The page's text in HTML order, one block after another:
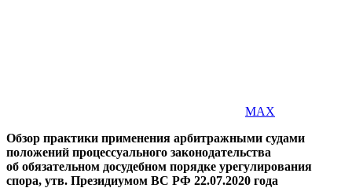
MAX
Обзор практики применения арбитражными судами
положений процессуального законодательства
об обязательном досудебном порядке урегулирования
спора, утв. Президиумом ВС РФ 22.07.2020 года